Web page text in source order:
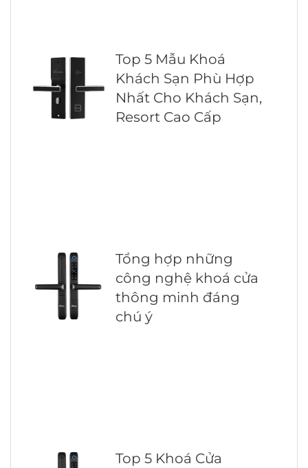
Top 5 Mẫu Khoá
Khách Sạn Phù Hợp
Nhất Cho Khách Sạn,
Resort Cao Cấp
Tổng hợp những
công nghệ khoá cửa
thông minh đáng
chú ý
Top 5 Khoá Cửa